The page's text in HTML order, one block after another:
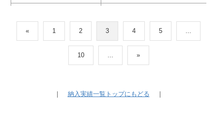
オフィスビル・複合ビル施設 酸素クラスター除菌脱臭装置レビオ
オフィスビル・複合ビル施設 活性炭脱臭装置・活性炭
オフィスビル・複合ビル施設 活性炭脱臭装置・活性炭
« 1 2 3 4 5 ...
10 ... »
｜ 納入実績一覧トップにもどる ｜